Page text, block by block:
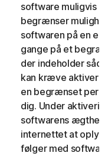
software muligvis
begrænser
softwaren på en
gange på et
der indeholder
kan kræve
en begrænset
dig. Under
softwarens ægthed
internettet at
følger med